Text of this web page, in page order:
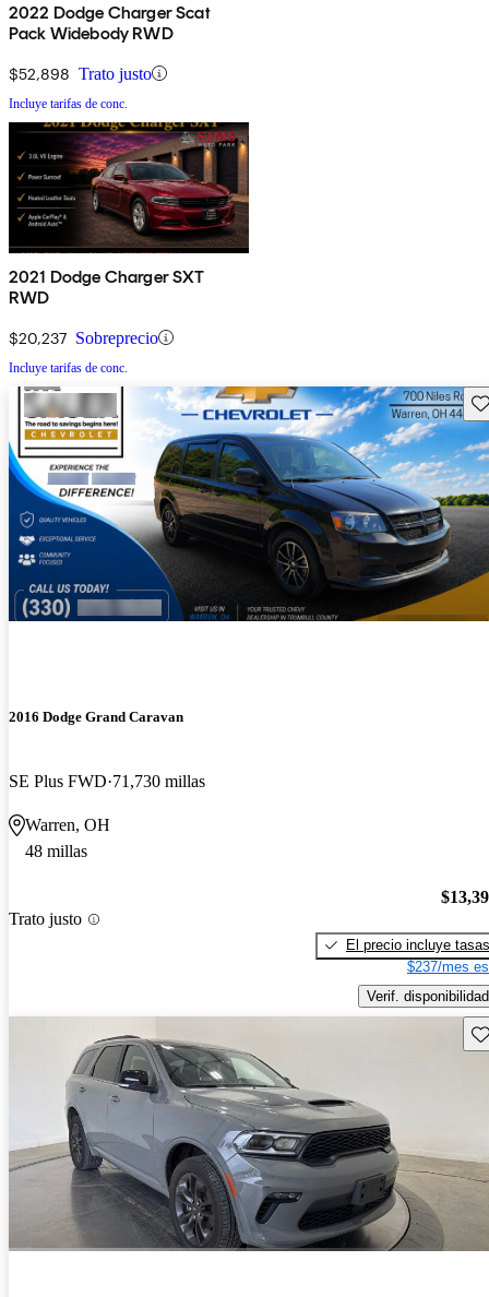
2022 Dodge Charger Scat
Pack Widebody RWD
$52,898 Trato justo
Incluye tarifas de conc.
2021 Dodge Charger SXT
RWD
$20,237 Sobreprecio
Incluye tarifas de conc.
2016 Dodge Grand Caravan
SE Plus FWD 71,730 millas
Warren, OH
48 millas
Trato justo
El precio incluye tasas
$237/mes
Verif. disponibilidad